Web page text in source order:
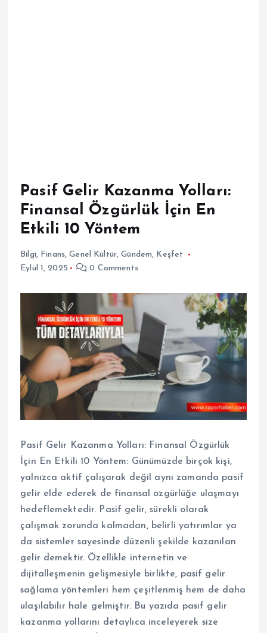
Pasif Gelir Kazanma Yolları:
Finansal Özgürlük İçin En
Etkili 10 Yöntem
Bilgi, Finans,Genel Kültür,Gündem, Keşfet
Eylül 1, 2025
0 Comments
Pasif Gelir Kazanma Yolları: Finansal Özgürlük
İçin En Etkili 10 Yöntem: Günümüzde birçok kişi,
yalnızca aktif çalışarak değil aynı zamanda pasif
gelir elde ederek de finansal özgürlüğe ulaşmayı
hedeflemektedir. Pasif gelir, sürekli olarak
çalışmak zorunda kalmadan, belirli yatırımlar ya
da sistemler sayesinde düzenli şekilde kazanılan
gelir demektir. Özellikle internetin ve
dijitalleşmenin gelişmesiyle birlikte, pasif gelir
sağlama yöntemleri hem çeşitlenmiş hem de daha
ulaşılabilir hale gelmiştir. Bu yazıda pasif gelir
kazanma yollarını detaylıca inceleyerek size